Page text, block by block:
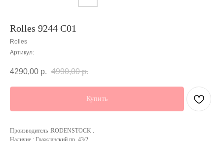
Rolles 9244 C01
Rolles
Артикул:
4290,00 р. 4990,00 р.
Купить
Производитель :RODENSTOCK .